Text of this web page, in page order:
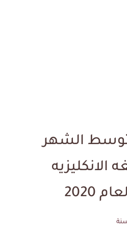
الشهر
الانكليزيه
2020